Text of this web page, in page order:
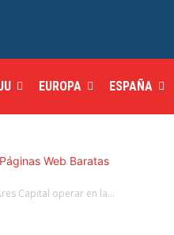
EUROPA ESPAÑA
Capital operar en la...